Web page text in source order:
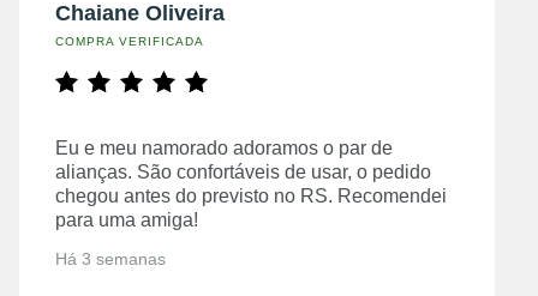
Chaiane Oliveira
COMPRA VERIFICADA
Eu e meu namorado adoramos o par de
alianças. São confortáveis de usar, o pedido
chegou antes do previsto no RS. Recomendei
para uma amiga!
Há 3 semanas